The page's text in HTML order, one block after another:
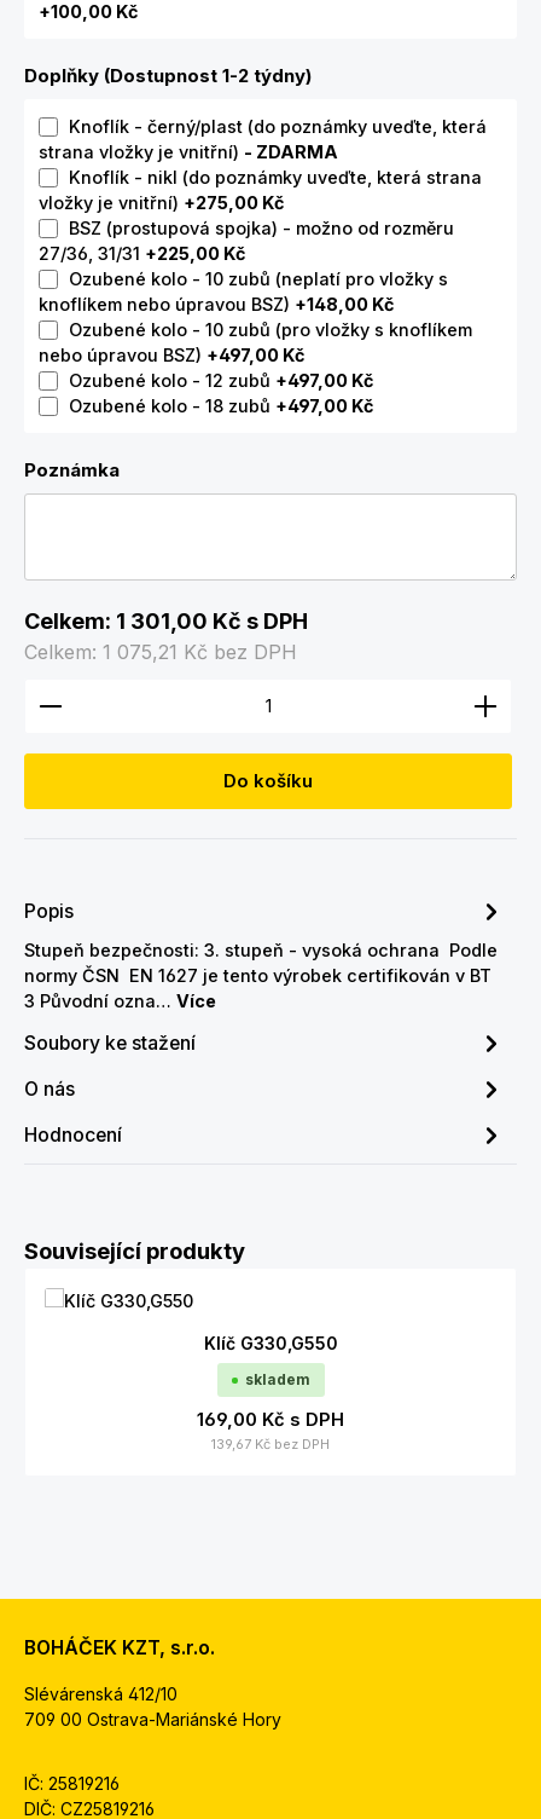
+100,00 Kč
Doplňky (Dostupnost 1-2 týdny)
Knoflík - černý/plast (do poznámky uveďte, která
strana vložky je vnitřní) - ZDARMA
Knoflík - nikl (do poznámky uveďte, která strana
vložky je vnitřní) +275,00 Kč
BSZ (prostupová spojka) - možno od rozměru
27/36, 31/31 +225,00 Kč
Ozubené kolo - 10 zubů (neplatí pro vložky s
knoflíkem nebo úpravou BSZ) +148,00 Kč
Ozubené kolo - 10 zubů (pro vložky s knoflíkem
nebo úpravou BSZ) +497,00 Kč
Ozubené kolo - 12 zubů +497,00 Kč
Ozubené kolo - 18 zubů +497,00 Kč
Poznámka
Celkem: 1 301,00 Kč s DPH
Celkem: 1 075,21 Kč bez DPH
Množství produktu: Zadejte požadované
Do košíku
Popis
Stupeň bezpečnosti: 3. stupeň - vysoká ochrana Podle
normy ČSN EN 1627 je tento výrobek certifikován v BT
3 Původní ozna… Více
Soubory ke stažení
O nás
Hodnocení
Přeskočit galerii produktů
Související produkty
Klíč G330,G550
skladem
169,00 Kč s DPH
139,67 Kč bez DPH
BOHÁČEK KZT, s.r.o.
Slévárenská 412/10
709 00 Ostrava-Mariánské Hory
IČ: 25819216
DIČ: CZ25819216